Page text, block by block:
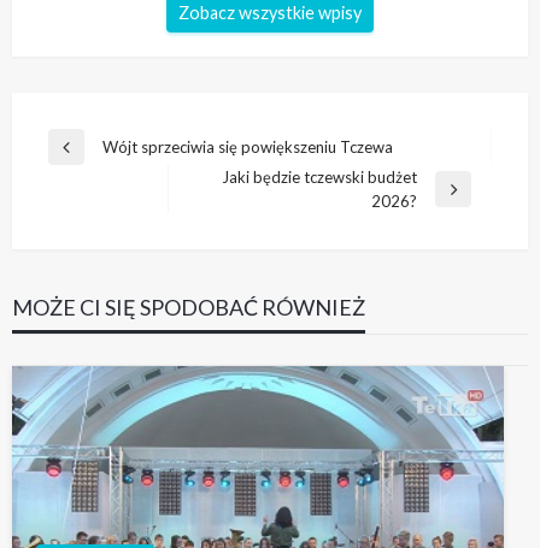
Zobacz wszystkie wpisy
Nawigacja
Poprzedni
Wójt sprzeciwia się powiększeniu Tczewa
Jaki będzie tczewski budżet
2026?
MOŻE CI SIĘ SPODOBAĆ RÓWNIEŻ